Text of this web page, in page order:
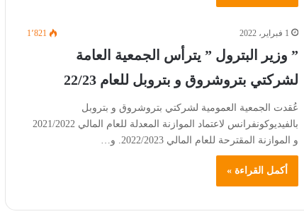
1 فبراير، 2022 1٬821
” وزير البترول ” يترأس الجمعية العامة
لشركتي بتروشروق و بتروبل للعام 22/23
عُقدت الجمعية العمومية لشركتي بتروشروق و بتروبل
بالفيديوكونفرانس لاعتماد الموازنة المعدلة للعام المالي 2021/2022
و الموازنة المقترحة للعام المالي 2022/2023. و…
أكمل القراءة »